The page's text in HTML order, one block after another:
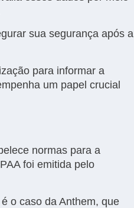
sua segurança após a
para informar a
um papel crucial
normas para a
foi emitida pelo
o caso da Anthem, que